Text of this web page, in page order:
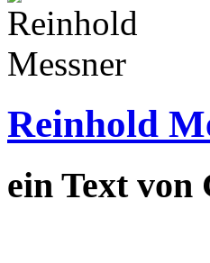
Reinhold
ein Text von